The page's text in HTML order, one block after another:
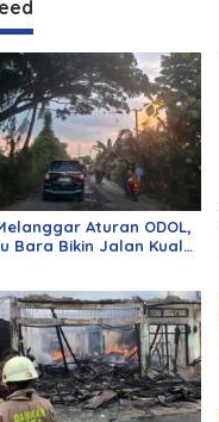
Aturan ODOL,
Bara Bikin Jalan Kuala